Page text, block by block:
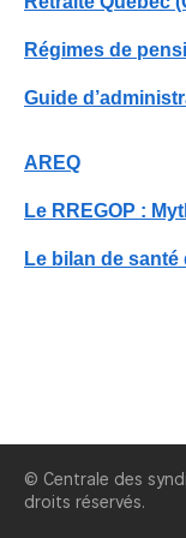
Régimes de
Guide
AREQ
Le RREGOP :
Le bilan de santé
© Centrale des
droits réservés.